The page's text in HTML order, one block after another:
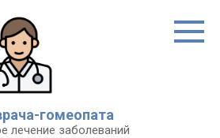
гомеопата
лечение заболеваний